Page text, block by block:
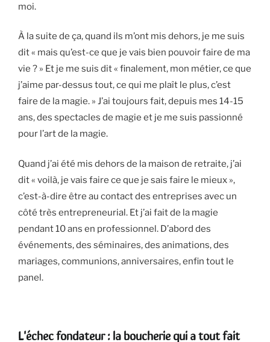
moi.
À la suite de ça, quand ils m’ont mis dehors, je me suis
dit « mais qu’est-ce que je vais bien pouvoir faire de ma
vie ? » Et je me suis dit « finalement, mon métier, ce que
j’aime par-dessus tout, ce qui me plaît le plus, c’est
faire de la magie. » J’ai toujours fait, depuis mes 14-15
ans, des spectacles de magie et je me suis passionné
pour l’art de la magie.
Quand j’ai été mis dehors de la maison de retraite, j’ai
dit « voilà, je vais faire ce que je sais faire le mieux »,
c’est-à-dire être au contact des entreprises avec un
côté très entrepreneurial. Et j’ai fait de la magie
pendant 10 ans en professionnel. D’abord des
événements, des séminaires, des animations, des
mariages, communions, anniversaires, enfin tout le
panel.
L'échec fondateur : la boucherie qui a tout fait